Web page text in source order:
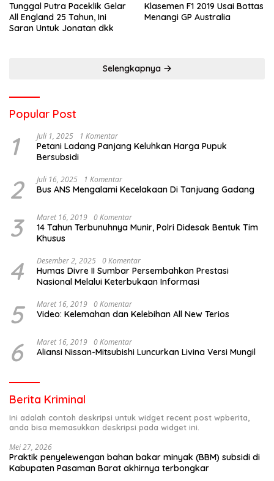
Tunggal Putra Paceklik Gelar
All England 25 Tahun, Ini
Saran Untuk Jonatan dkk
Klasemen F1 2019 Usai Bottas
Menangi GP Australia
Selengkapnya
Popular Post
1 Juli 1, 2025 1 Komentar
Petani Ladang Panjang Keluhkan Harga Pupuk
Bersubsidi
2 Juli 16, 2025 1 Komentar
Bus ANS Mengalami Kecelakaan Di Tanjuang Gadang
3 Maret 16, 2019 0 Komentar
14 Tahun Terbunuhnya Munir, Polri Didesak Bentuk Tim
Khusus
4 Desember 2, 2025 0 Komentar
Humas Divre II Sumbar Persembahkan Prestasi
Nasional Melalui Keterbukaan Informasi
5 Maret 16, 2019 0 Komentar
Video: Kelemahan dan Kelebihan All New Terios
6 Maret 16, 2019 0 Komentar
Aliansi Nissan-Mitsubishi Luncurkan Livina Versi Mungil
Berita Kriminal
Ini adalah contoh deskripsi untuk widget recent post wpberita,
anda bisa memasukkan deskripsi pada widget ini.
Mei 27, 2026
Praktik penyelewengan bahan bakar minyak (BBM) subsidi di
Kabupaten Pasaman Barat akhirnya terbongkar